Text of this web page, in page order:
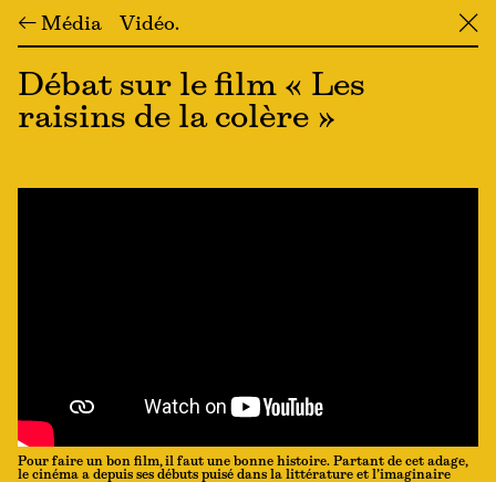
← Média Vidéo ╳
Débat sur le film « Les
raisins de la colère »
Pour faire un bon film, il faut une bonne histoire. Partant de cet adage,
le cinéma a depuis ses débuts puisé dans la littérature et l’imaginaire